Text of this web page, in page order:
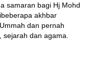
samaran bagi Hj Mohd
akhbar
dan pernah
dan agama.